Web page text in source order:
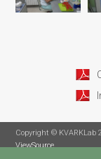
Copyright © KVARKLab
ViewSource